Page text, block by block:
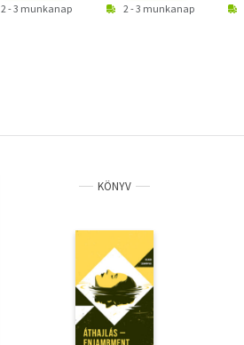
2 - 3 munkanap 2 - 3 munkanap
KÖNYV